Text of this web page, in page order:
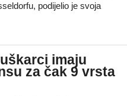
podijelio je svoja
imaju
za čak 9 vrsta